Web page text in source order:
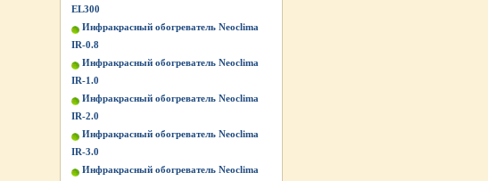
EL300
Инфракрасный обогреватель Neoclima
IR-0.8
Инфракрасный обогреватель Neoclima
IR-1.0
Инфракрасный обогреватель Neoclima
IR-2.0
Инфракрасный обогреватель Neoclima
IR-3.0
Инфракрасный обогреватель Neoclima